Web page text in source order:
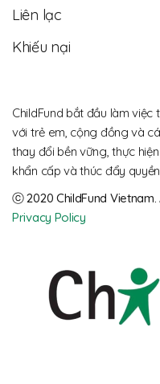
Liên lạc
Khiếu nại
ChildFund bắt đầu làm việc
với trẻ em, cộng đồng và
thay đổi bền vững, thực
khẩn cấp và thúc đẩy
ⓒ 2020 ChildFund
Privacy Policy